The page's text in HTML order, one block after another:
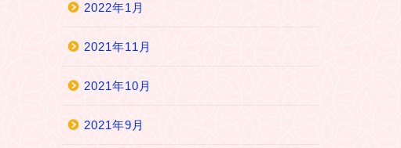
2022年1月
2021年11月
2021年10月
2021年9月